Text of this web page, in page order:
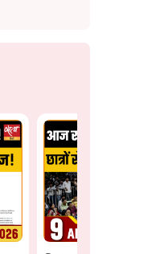
सुखबीर बादल और
मोदी मिले, पंजाब
पहले बीजेपी-अकाली
गठबंधन की अटकलें